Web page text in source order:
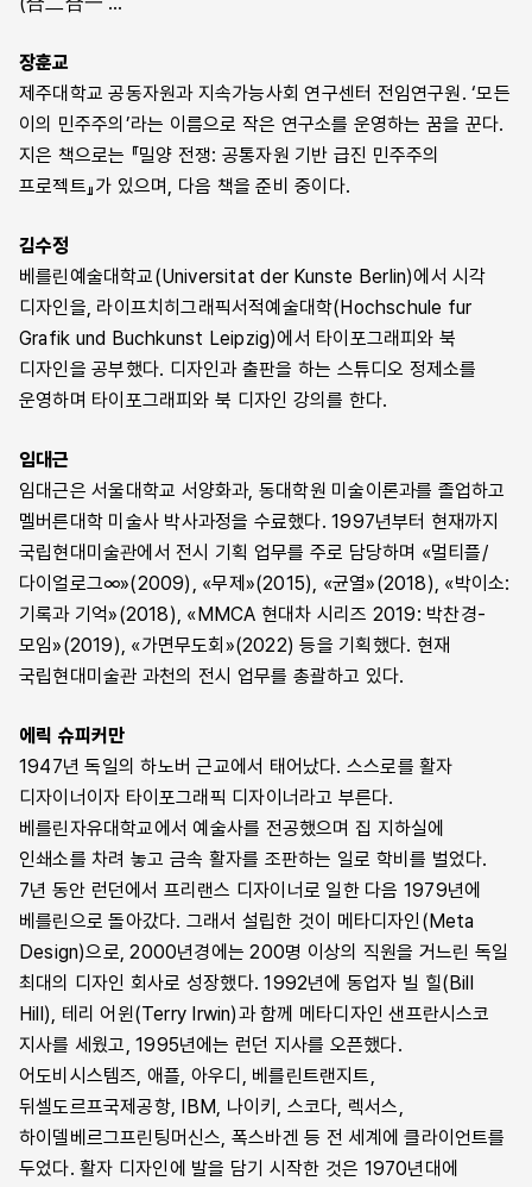
장훈교
제주대학교 공동자원과 지속가능사회 연구센터 전임연구원. ‘모든
이의 민주주의’라는 이름으로 작은 연구소를 운영하는 꿈을 꾼다.
지은 책으로는 『밀양 전쟁: 공통자원 기반 급진 민주주의
프로젝트』가 있으며, 다음 책을 준비 중이다.
김수정
베를린예술대학교(Universitat der Kunste Berlin)에서 시각
디자인을, 라이프치히그래픽서적예술대학(Hochschule fur
Grafik und Buchkunst Leipzig)에서 타이포그래피와 북
디자인을 공부했다. 디자인과 출판을 하는 스튜디오 정제소를
운영하며 타이포그래피와 북 디자인 강의를 한다.
임대근
임대근은 서울대학교 서양화과, 동대학원 미술이론과를 졸업하고
멜버른대학 미술사 박사과정을 수료했다. 1997년부터 현재까지
국립현대미술관에서 전시 기획 업무를 주로 담당하며 «멀티플/
다이얼로그∞»(2009), «무제»(2015), «균열»(2018), «박이소:
기록과 기억»(2018), «MMCA 현대차 시리즈 2019: 박찬경-
모임»(2019), «가면무도회»(2022) 등을 기획했다. 현재
국립현대미술관 과천의 전시 업무를 총괄하고 있다.
에릭 슈피커만
1947년 독일의 하노버 근교에서 태어났다. 스스로를 활자
디자이너이자 타이포그래픽 디자이너라고 부른다.
베를린자유대학교에서 예술사를 전공했으며 집 지하실에
인쇄소를 차려 놓고 금속 활자를 조판하는 일로 학비를 벌었다.
7년 동안 런던에서 프리랜스 디자이너로 일한 다음 1979년에
베를린으로 돌아갔다. 그래서 설립한 것이 메타디자인(Meta
Design)으로, 2000년경에는 200명 이상의 직원을 거느린 독일
최대의 디자인 회사로 성장했다. 1992년에 동업자 빌 힐(Bill
Hill), 테리 어윈(Terry Irwin)과 함께 메타디자인 샌프란시스코
지사를 세웠고, 1995년에는 런던 지사를 오픈했다.
어도비시스템즈, 애플, 아우디, 베를린트랜지트,
뒤셀도르프국제공항, IBM, 나이키, 스코다, 렉서스,
하이델베르그프린팅머신스, 폭스바겐 등 전 세계에 클라이언트를
두었다. 활자 디자인에 발을 담기 시작한 것은 1970년대에